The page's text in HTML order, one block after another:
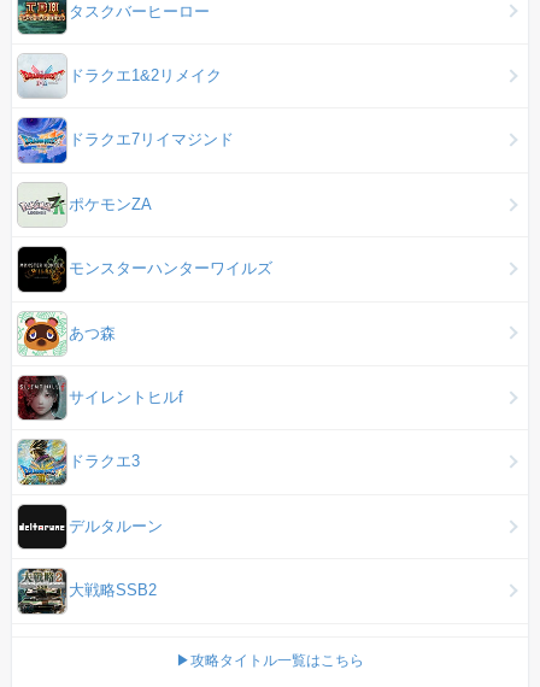
タスクバーヒーロー
ドラクエ1&2リメイク
ドラクエ7リイマジンド
ポケモンZA
モンスターハンターワイルズ
あつ森
サイレントヒルf
ドラクエ3
デルタルーン
大戦略SSB2
▶攻略タイトル一覧はこちら